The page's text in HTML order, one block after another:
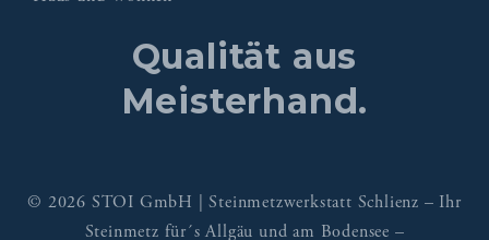
Qualität aus
Meisterhand.
© 2026 STOI GmbH | Steinmetzwerkstatt Schlienz – Ihr
Steinmetz für´s Allgäu und am Bodensee –